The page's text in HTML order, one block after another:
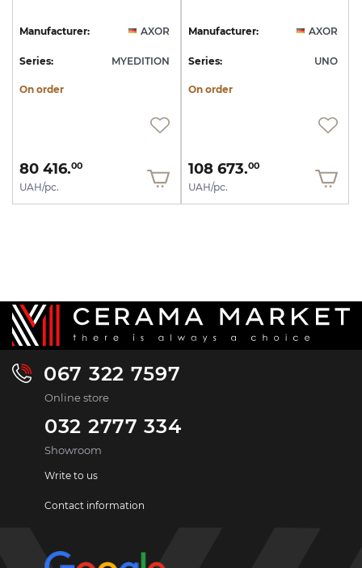
Manufacturer: AXOR
Series: MYEDITION
On order
80 416.00
UAH/pc.
Manufacturer: AXOR
Series: UNO
On order
108 673.00
UAH/pc.
067 322 7597
Online store
032 2777 334
Showroom
Write to us
Contact information